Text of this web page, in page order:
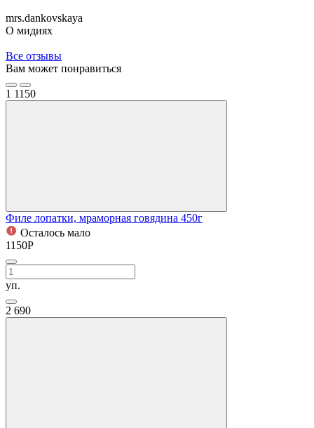
mrs.dankovskaya
О мидиях
Все отзывы
Вам может понравиться
1 1150
Филе лопатки, мраморная говядина 450г
Осталось мало
1150Р
уп.
2 690